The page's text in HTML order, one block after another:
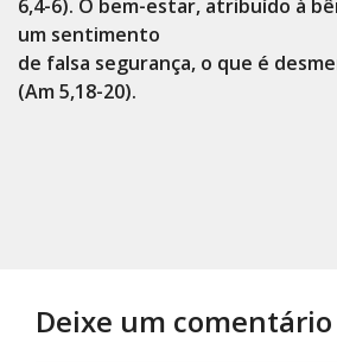
6,4-6). O bem-estar, atribuído à
um sentimento
de falsa segurança, o que é
(Am 5,18-20).
Deixe um comentário